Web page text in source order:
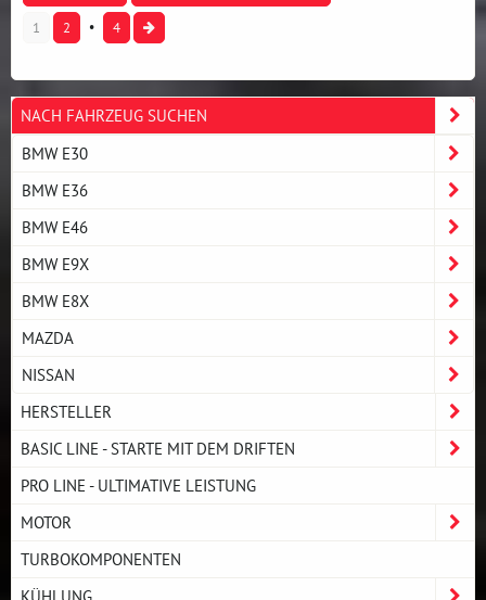
1 2 4
NACH FAHRZEUG SUCHEN
BMW E30
BMW E36
BMW E46
BMW E9X
BMW E8X
MAZDA
NISSAN
HERSTELLER
BASIC LINE - STARTE MIT DEM DRIFTEN
PRO LINE - ULTIMATIVE LEISTUNG
MOTOR
TURBOKOMPONENTEN
KÜHLUNG